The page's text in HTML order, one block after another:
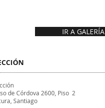
IR A GALERÍA
de Córdova 2600, Piso 2
Santiago